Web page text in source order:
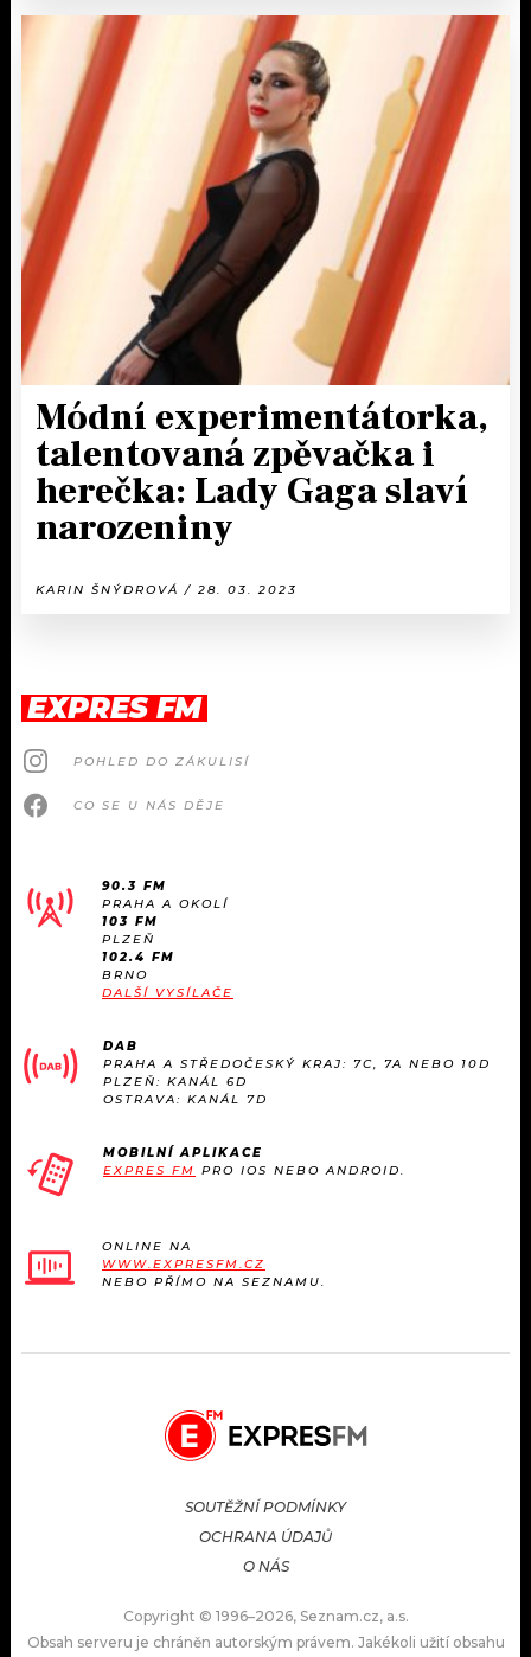
Módní experimentátorka,
talentovaná zpěvačka i
herečka: Lady Gaga slaví
narozeniny
KARIN ŠNÝDROVÁ / 28. 03. 2023
EXPRES FM
POHLED DO ZÁKULISÍ
CO SE U NÁS DĚJE
90.3 FM
PRAHA A OKOLÍ
103 FM
PLZEŇ
102.4 FM
BRNO
DALŠÍ VYSÍLAČE
DAB
PRAHA A STŘEDOČESKÝ KRAJ: 7C, 7A NEBO 10D
PLZEŇ: KANÁL 6D
OSTRAVA: KANÁL 7D
MOBILNÍ APLIKACE
EXPRES FM PRO IOS NEBO ANDROID.
ONLINE NA
WWW.EXPRESFM.CZ
NEBO PŘÍMO NA SEZNAMU.
SOUTĚŽNÍ PODMÍNKY
OCHRANA ÚDAJŮ
O NÁS
Copyright © 1996–2026, Seznam.cz, a.s.
Obsah serveru je chráněn autorským právem. Jakékoli užití obsahu